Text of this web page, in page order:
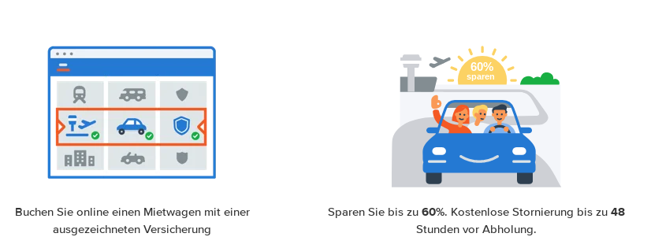
Buchen Sie online einen Mietwagen mit einer
ausgezeichneten Versicherung
Sparen Sie bis zu60%. Kostenlose Stornierung bis zu48
Stunden vor Abholung.